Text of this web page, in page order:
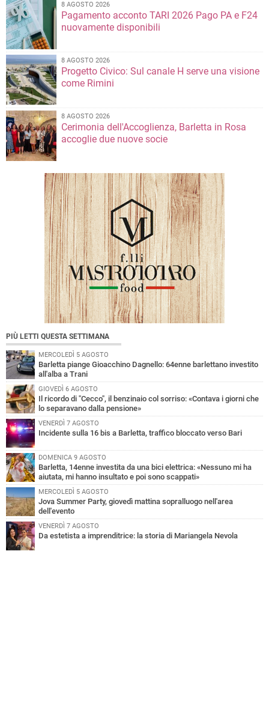
8 AGOSTO 2026
Pagamento acconto TARI 2026 Pago PA e F24
nuovamente disponibili
8 AGOSTO 2026
Progetto Civico: Sul canale H serve una visione
come Rimini
8 AGOSTO 2026
Cerimonia dell'Accoglienza, Barletta in Rosa
accoglie due nuove socie
PIÙ LETTI QUESTA SETTIMANA
MERCOLEDÌ 5 AGOSTO
Barletta piange Gioacchino Dagnello: 64enne barlettano investito
all'alba a Trani
GIOVEDÌ 6 AGOSTO
Il ricordo di "Cecco", il benzinaio col sorriso: «Contava i giorni che
lo separavano dalla pensione»
VENERDÌ 7 AGOSTO
Incidente sulla 16 bis a Barletta, traffico bloccato verso Bari
DOMENICA 9 AGOSTO
Barletta, 14enne investita da una bici elettrica: «Nessuno mi ha
aiutata, mi hanno insultato e poi sono scappati»
MERCOLEDÌ 5 AGOSTO
Jova Summer Party, giovedì mattina sopralluogo nell'area
dell'evento
VENERDÌ 7 AGOSTO
Da estetista a imprenditrice: la storia di Mariangela Nevola